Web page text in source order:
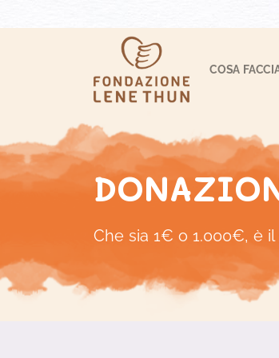
COSA
Che sia 1€ o 1.000€, è il